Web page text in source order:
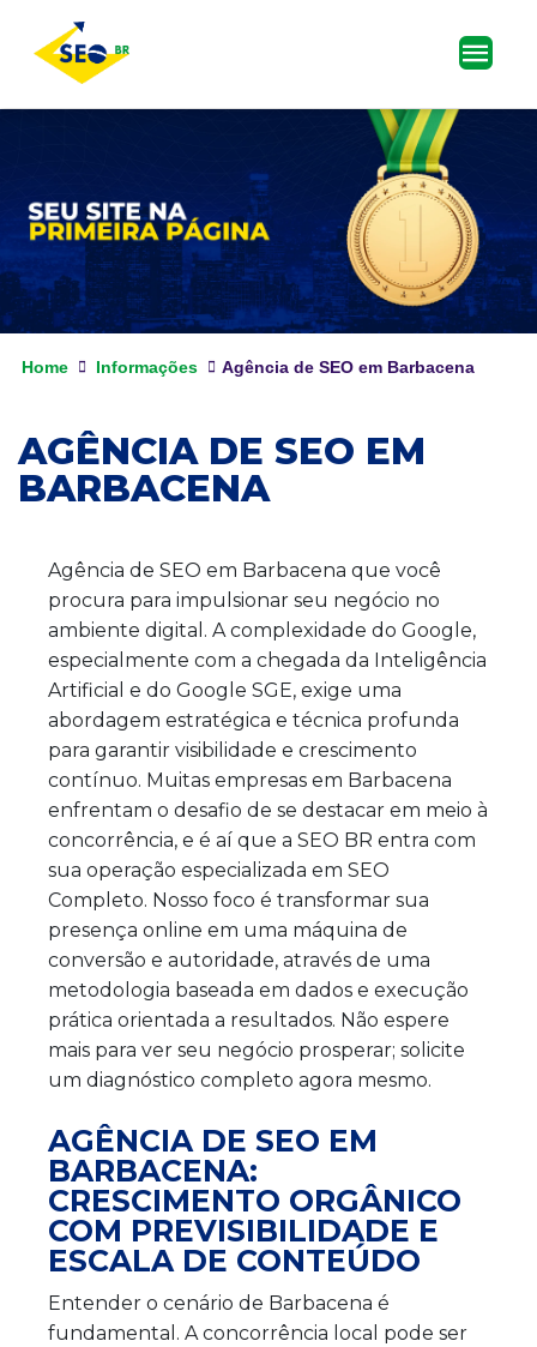
Home Informações Agência de SEO em Barbacena
AGÊNCIA DE SEO EM
BARBACENA
Agência de SEO em Barbacena que você
procura para impulsionar seu negócio no
ambiente digital. A complexidade do Google,
especialmente com a chegada da Inteligência
Artificial e do Google SGE, exige uma
abordagem estratégica e técnica profunda
para garantir visibilidade e crescimento
contínuo. Muitas empresas em Barbacena
enfrentam o desafio de se destacar em meio à
concorrência, e é aí que a SEO BR entra com
sua operação especializada em SEO
Completo. Nosso foco é transformar sua
presença online em uma máquina de
conversão e autoridade, através de uma
metodologia baseada em dados e execução
prática orientada a resultados. Não espere
mais para ver seu negócio prosperar; solicite
um diagnóstico completo agora mesmo.
AGÊNCIA DE SEO EM
BARBACENA:
CRESCIMENTO ORGÂNICO
COM PREVISIBILIDADE E
ESCALA DE CONTEÚDO
Entender o cenário de Barbacena é
fundamental. A concorrência local pode ser